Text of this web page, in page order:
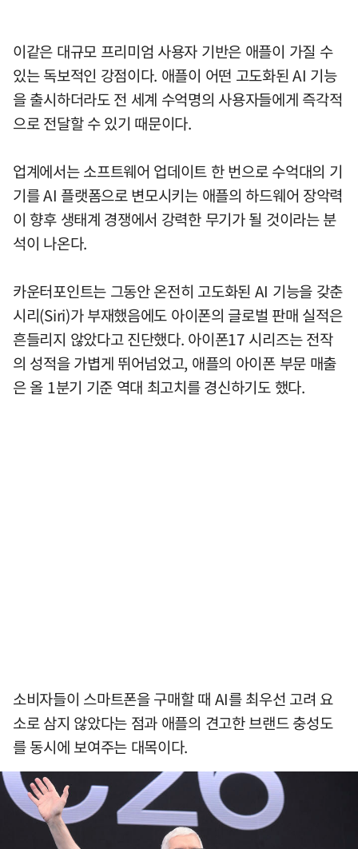
이같은 대규모 프리미엄 사용자 기반은 애플이 가질 수
있는 독보적인 강점이다. 애플이 어떤 고도화된 AI 기능
을 출시하더라도 전 세계 수억명의 사용자들에게 즉각적
으로 전달할 수 있기 때문이다.
업계에서는 소프트웨어 업데이트 한 번으로 수억대의 기
기를 AI 플랫폼으로 변모시키는 애플의 하드웨어 장악력
이 향후 생태계 경쟁에서 강력한 무기가 될 것이라는 분
석이 나온다.
카운터포인트는 그동안 온전히 고도화된 AI 기능을 갖춘
시리(Siri)가 부재했음에도 아이폰의 글로벌 판매 실적은
흔들리지 않았다고 진단했다. 아이폰17 시리즈는 전작
의 성적을 가볍게 뛰어넘었고, 애플의 아이폰 부문 매출
은 올 1분기 기준 역대 최고치를 경신하기도 했다.
소비자들이 스마트폰을 구매할 때 AI를 최우선 고려 요
소로 삼지 않았다는 점과 애플의 견고한 브랜드 충성도
를 동시에 보여주는 대목이다.